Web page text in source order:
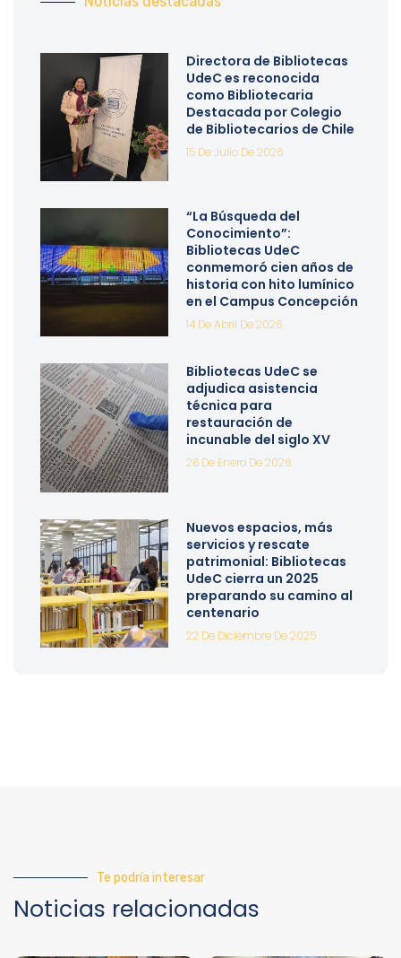
Directora de Bibliotecas
UdeC es reconocida
como Bibliotecaria
Destacada por Colegio
de Bibliotecarios de Chile
15 De Julio De 2026
“La Búsqueda del
Conocimiento”:
Bibliotecas UdeC
conmemoró cien años de
historia con hito lumínico
en el Campus Concepción
14 De Abril De 2026
Bibliotecas UdeC se
adjudica asistencia
técnica para
restauración de
incunable del siglo XV
26 De Enero De 2026
Nuevos espacios, más
servicios y rescate
patrimonial: Bibliotecas
UdeC cierra un 2025
preparando su camino al
centenario
22 De Diciembre De 2025
Te podría interesar
Noticias relacionadas